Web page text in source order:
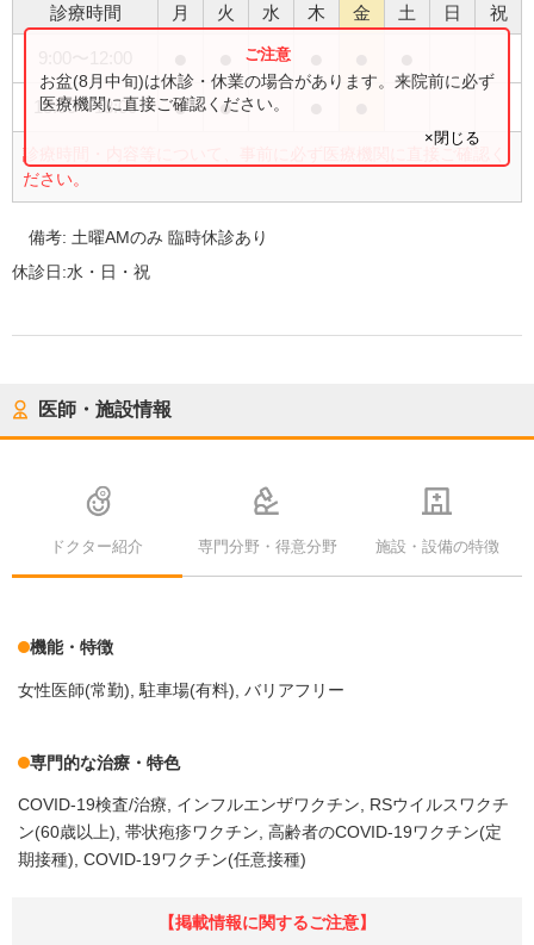
診療時間 月 火 水 木 金 土 日 祝
15:00〜18:00 ● ●
診療時間・内容等について、事前に必ず医療機関に直接ご確認く
ださい。
お盆(8月中旬)は休診・休業の場合があります。来院前に必ず
医療機関に直接ご確認ください。
×閉じる
備考: 土曜AMのみ 臨時休診あり
休診日:水・日・祝
医師・施設情報
ドクター紹介 専門分野・得意分野 施設・設備の特徴
機能・特徴
女性医師(常勤) 駐車場(有料) バリアフリー
専門的な治療・特色
COVID-19検査/治療 インフルエンザワクチン
RSウイルスワクチ
ン(60歳以上) 帯状疱疹ワクチン 高齢者のCOVID-19ワクチン(定
期接種) COVID-19ワクチン(任意接種)
【掲載情報に関するご注意】